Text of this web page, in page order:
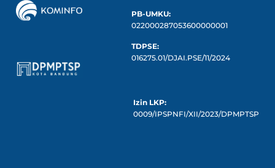
PB-UMKU:
022000287053600000001
TDPSE:
016275.01/DJAI.PSE/11/2024
Izin LKP:
0009/IPSPNFI/XII/2023/DPMPTSP